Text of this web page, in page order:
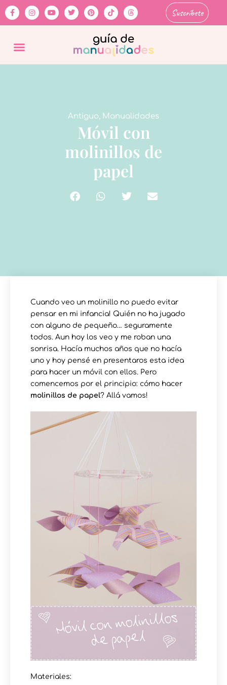
Suscríbete
Antiguo, Manualidades
Móvil con
molinillos de
papel
Cuando veo un molinillo no puedo evitar
pensar en mi infancia! Quién no ha jugado
con alguno de pequeño… seguramente
todos. Aun hoy los veo y me roban una
sonrisa. Hacía muchos años que no hacía
uno y hoy pensé en presentaros esta idea
para hacer un móvil con ellos. Pero
comencemos por el principio: cómo hacer
molinillos de papel? Allá vamos!
Materiales: